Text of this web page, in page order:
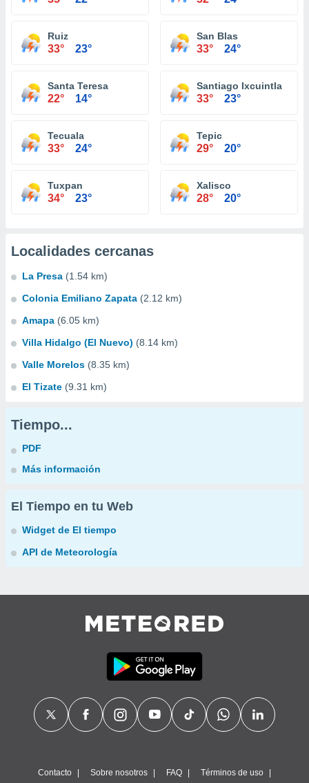
Ruiz
33° 23°
San Blas
33° 24°
Santa Teresa
22° 14°
Santiago Ixcuintla
33° 23°
Tecuala
33° 24°
Tepic
29° 20°
Tuxpan
34° 23°
Xalisco
28° 20°
Localidades cercanas
La Presa (1.54 km)
Colonia Emiliano Zapata (2.12 km)
Amapa (6.05 km)
Villa Hidalgo (El Nuevo) (8.14 km)
Valle Morelos (8.35 km)
El Tizate (9.31 km)
Tiempo...
PDF
Más información
El Tiempo en tu Web
Widget de El tiempo
API de Meteorología
Contacto Sobre nosotros FAQ Términos de uso